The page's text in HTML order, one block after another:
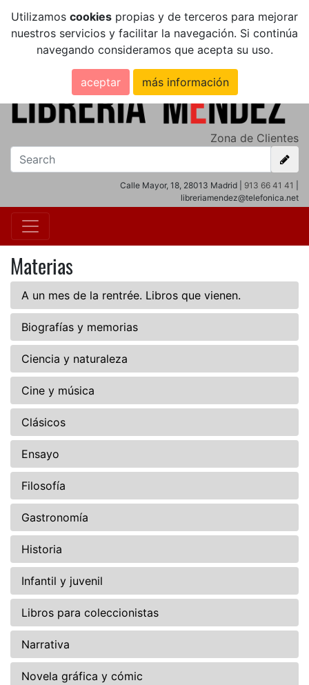
Utilizamos cookies propias y de terceros para mejorar
nuestros servicios y facilitar la navegación. Si continúa
navegando consideramos que acepta su uso.
aceptar más información
Zona de Clientes
Calle Mayor, 18, 28013 Madrid | 913 66 41 41
libreriamendez@telefonica.net
Materias
A un mes de la rentrée. Libros que vienen.
Biografías y memorias
Ciencia y naturaleza
Cine y música
Clásicos
Ensayo
Filosofía
Gastronomía
Historia
Infantil y juvenil
Libros para coleccionistas
Narrativa
Novela gráfica y cómic